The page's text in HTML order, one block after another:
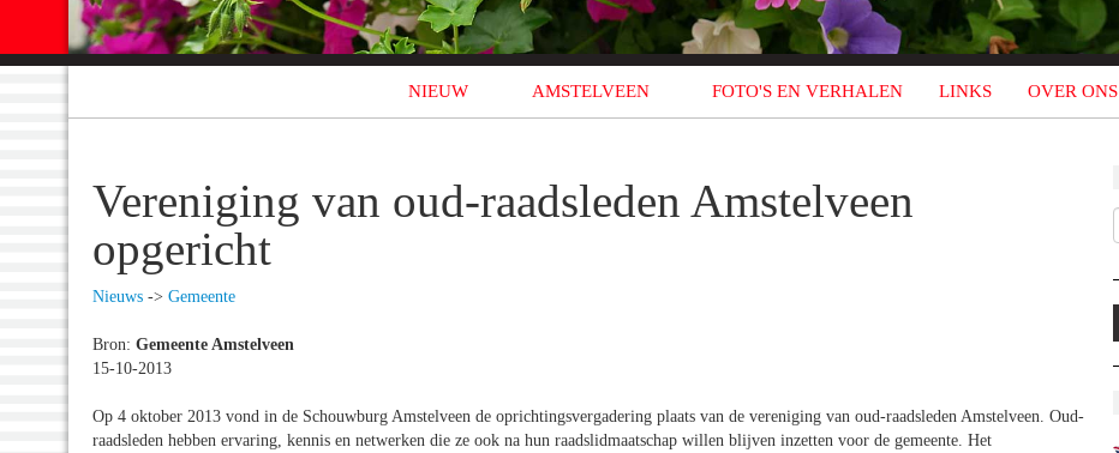
NIEUW AMSTELVEEN FOTO'S EN VERHALEN LINKS OVER ONS
Vereniging van oud-raadsleden Amstelveen
opgericht
Nieuws -> Gemeente
Bron: Gemeente Amstelveen
15-10-2013
Op 4 oktober 2013 vond in de Schouwburg Amstelveen de oprichtingsvergadering plaats van de vereniging van oud-raadsleden Amstelveen. Oud-
raadsleden hebben ervaring, kennis en netwerken die ze ook na hun raadslidmaatschap willen blijven inzetten voor de gemeente. Het